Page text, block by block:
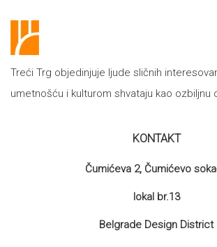
Treći Trg objedinjuje ljude sličnih
umetnošću i kulturom shvataju kao ozbiljnu
KONTAKT
Čumićeva 2, Čumićevo
lokal br.13
Belgrade Design District